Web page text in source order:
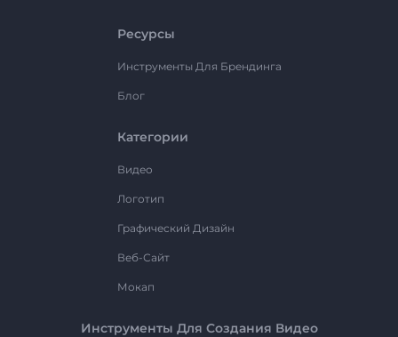
Ресурсы
Инструменты Для Брендинга
Блог
Категории
Видео
Логотип
Графический Дизайн
Веб-Сайт
Мокап
Инструменты Для Создания Видео